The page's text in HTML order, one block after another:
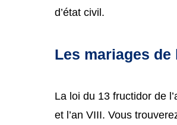
d’état civil.
Les mariages de
La loi du 13 fructidor de
et l’an VIII. Vous